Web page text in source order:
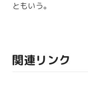
ともいう。
関連リンク